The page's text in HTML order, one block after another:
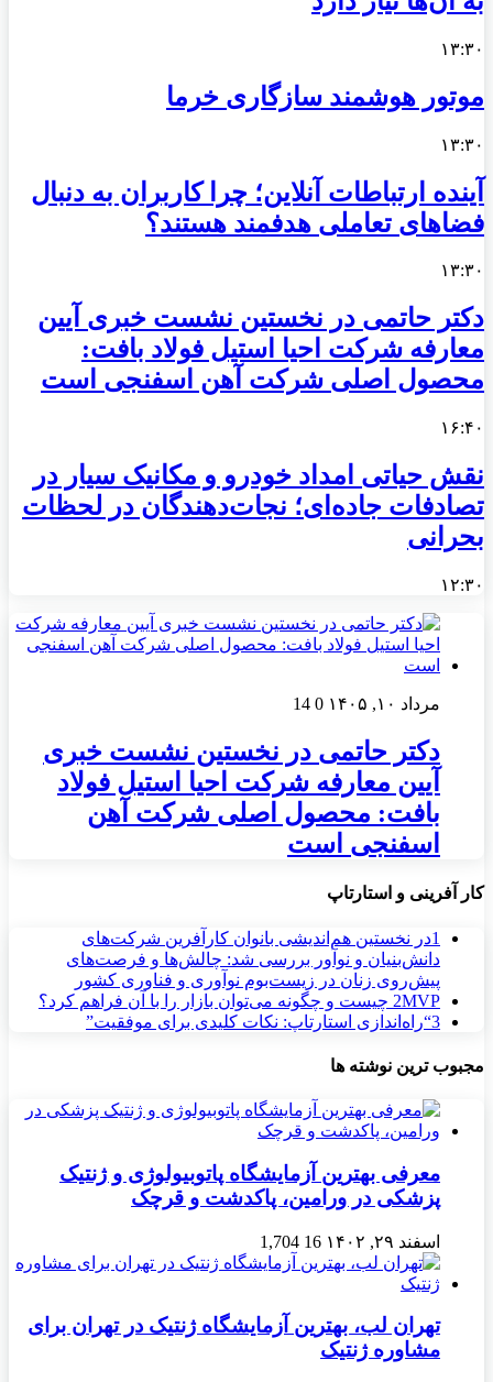
۱۳:۳۰
موتور هوشمند سازگاری خرما
۱۳:۳۰
آینده ارتباطات آنلاین؛ چرا کاربران به دنبال
فضاهای تعاملی هدفمند هستند؟
۱۳:۳۰
دکتر حاتمی در نخستین نشست خبری آیین
معارفه شرکت احیا استیل فولاد بافت:
محصول اصلی شرکت آهن اسفنجی است
۱۶:۴۰
نقش حیاتی امداد خودرو و مکانیک سیار در
تصادفات جاده‌ای؛ نجات‌دهندگان در لحظات
بحرانی
۱۲:۳۰
مرداد ۱۰, ۱۴۰۵ 0
14
دکتر حاتمی در نخستین نشست خبری
آیین معارفه شرکت احیا استیل فولاد
بافت: محصول اصلی شرکت آهن
اسفنجی است
کار آفرینی و استارتاپ
1در نخستین هم‌اندیشی بانوان کارآفرین شرکت‌های
دانش‌بنیان و نوآور بررسی شد: چالش‌ها و فرصت‌های
پیش‌روی زنان در زیست‌بوم نوآوری و فناوری کشور
2MVP چیست و چگونه می‌توان بازار را با آن فراهم کرد؟
3“راه‌اندازی استارتاپ: نکات کلیدی برای موفقیت”
مجبوب ترین نوشته ها
معرفی بهترین آزمایشگاه پاتوبیولوژی و ژنتیک
پزشکی در ورامین، پاکدشت و قرچک
اسفند ۲۹, ۱۴۰۲ 16
1,704
تهران لب، بهترین آزمایشگاه ژنتیک در تهران برای
مشاوره ژنتیک